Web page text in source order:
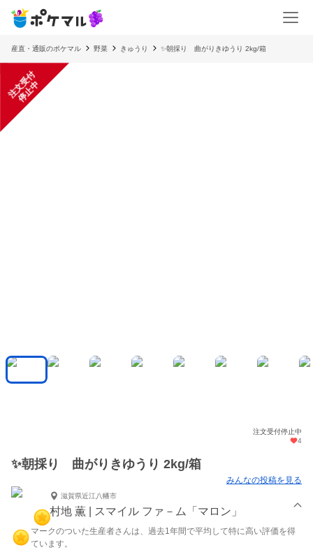
産直・通販のポケマル 野菜 きゅうり ✨朝採り 曲がりきゆうり 2kg/箱
注
文
受
付
停
止
中
注文受付停止中
4
✨朝採り 曲がりきゆうり 2kg/箱
みんなの投稿を見る
滋賀県近江八幡市
村地 薫 | スマイル ファ－ム「マロン」
マークのついた生産者さんは、過去1年間で平均して特に高い評価を得
ています。